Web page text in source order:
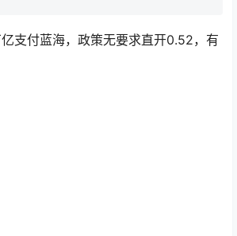
支付蓝海，政策无要求直开0.52，有